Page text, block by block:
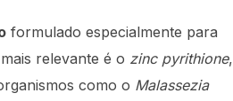
formulado especialmente para
relevante é o zinc pyrithione,
como o Malassezia